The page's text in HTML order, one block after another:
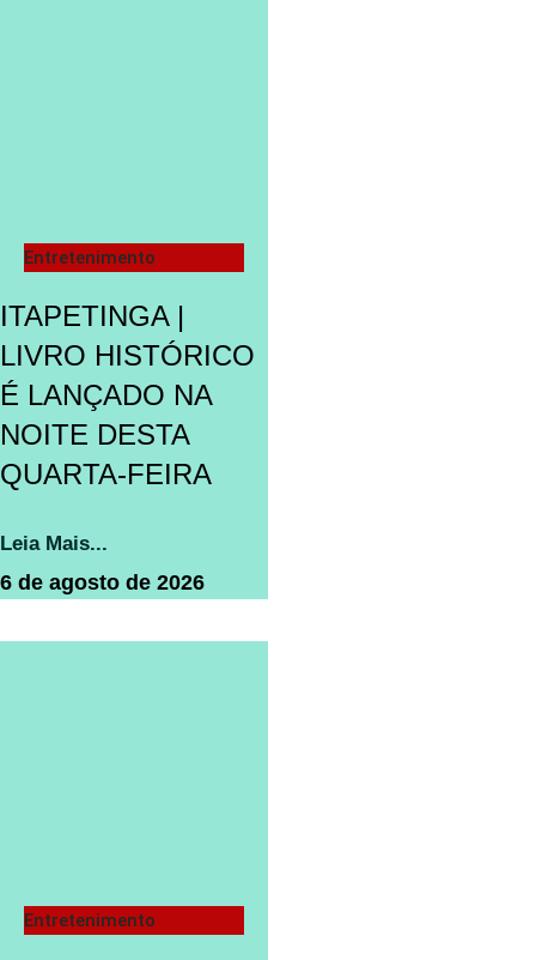
Entretenimento
ITAPETINGA |
LIVRO HISTÓRICO
É LANÇADO NA
NOITE DESTA
QUARTA-FEIRA
Leia Mais...
6 de agosto de 2026
Entretenimento